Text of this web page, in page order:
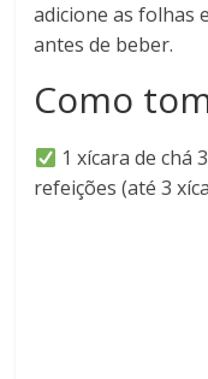
adicione as folhas
antes de beber.
Como
1 xícara de chá
refeições (até 3